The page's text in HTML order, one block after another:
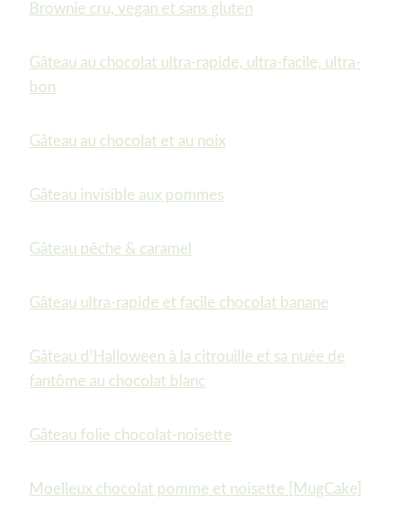
Brownie cru, vegan et sans gluten
Gâteau au chocolat ultra-rapide, ultra-facile, ultra-
bon
Gâteau au chocolat et au noix
Gâteau invisible aux pommes
Gâteau pêche & caramel
Gâteau ultra-rapide et facile chocolat banane
Gâteau d’Halloween à la citrouille et sa nuée de
fantôme au chocolat blanc
Gâteau folie chocolat-noisette
Moelleux chocolat pomme et noisette [MugCake]